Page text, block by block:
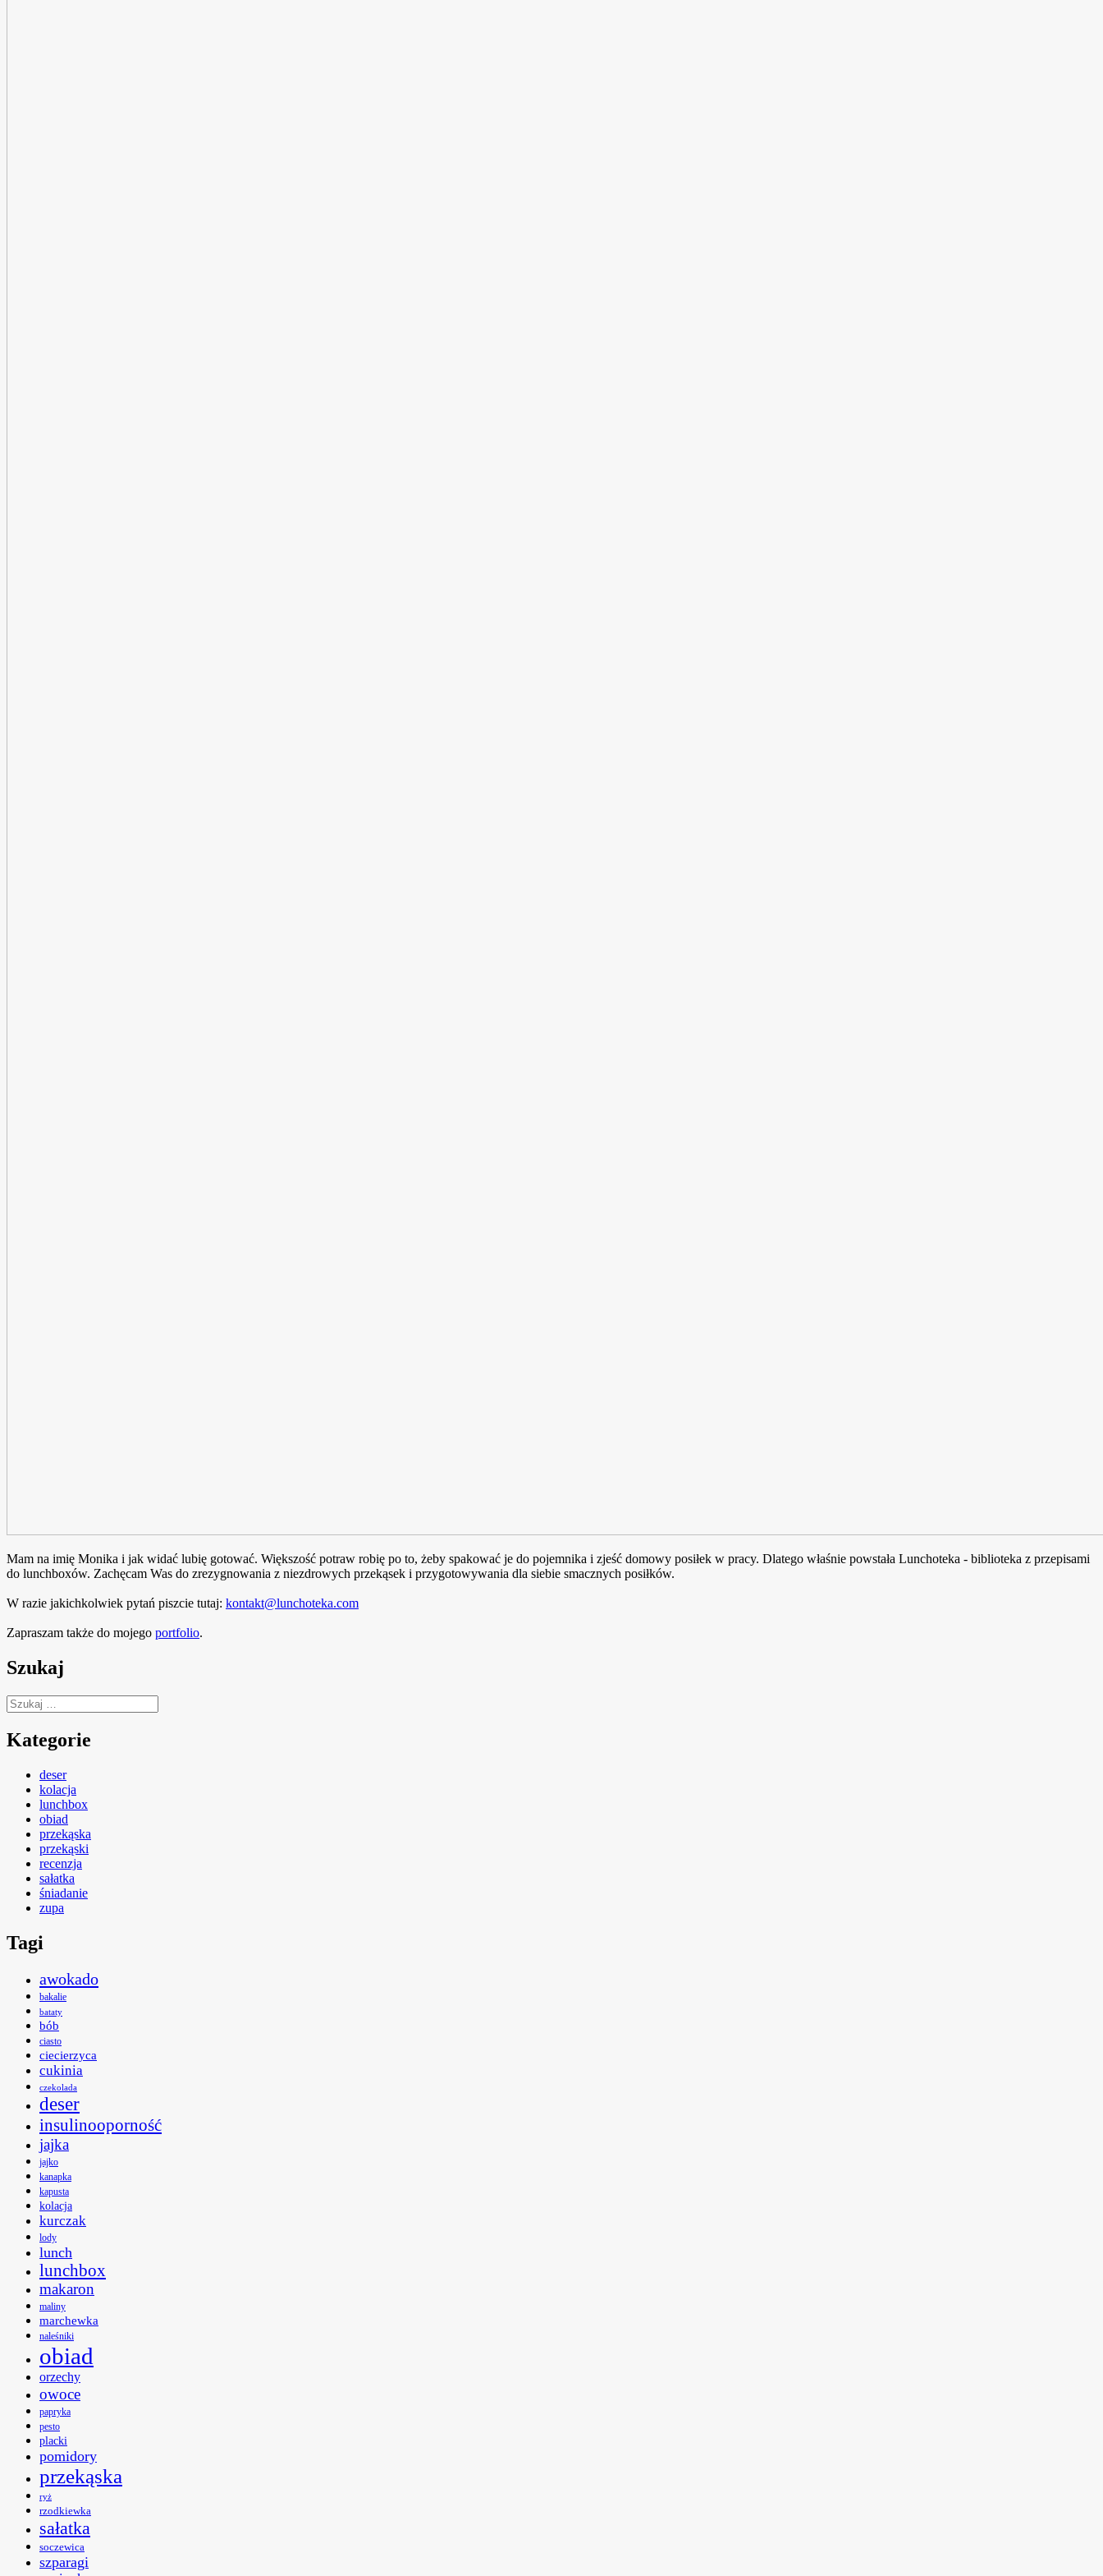
Mam na imię Monika i jak widać lubię gotować. Większość potraw robię po to, żeby spakować je do pojemnika i zjeść domowy posiłek w pracy. Dlatego właśnie powstała Lunchoteka - biblioteka z przepisami
do lunchboxów. Zachęcam Was do zrezygnowania z niezdrowych przekąsek i przygotowywania dla siebie smacznych posiłków.
W razie jakichkolwiek pytań piszcie tutaj: kontakt@lunchoteka.com
Zapraszam także do mojego portfolio.
Szukaj
Szukaj:
Kategorie
deser
kolacja
lunchbox
obiad
przekąska
przekąski
recenzja
sałatka
śniadanie
zupa
Tagi
awokado
bakalie
bataty
bób
ciasto
ciecierzyca
cukinia
czekolada
deser
insulinooporność
jajka
jajko
kanapka
kapusta
kolacja
kurczak
lody
lunch
lunchbox
makaron
maliny
marchewka
naleśniki
obiad
orzechy
owoce
papryka
pesto
placki
pomidory
przekąska
ryż
rzodkiewka
sałatka
soczewica
szparagi